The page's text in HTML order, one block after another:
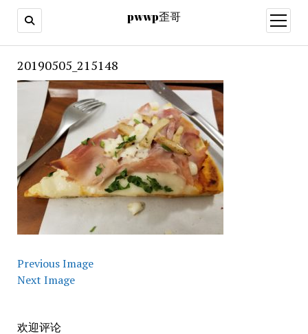
pwwp歪哥
open
menu
20190505_215148
Previous Image
Next Image
欢迎评论